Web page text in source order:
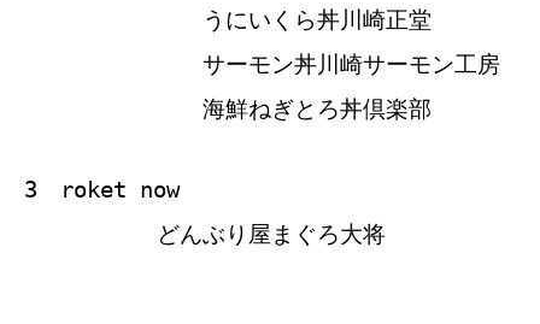
うにいくら丼川崎正堂
サーモン丼川崎サーモン工房
海鮮ねぎとろ丼倶楽部
3 roket now
どんぶり屋まぐろ大将